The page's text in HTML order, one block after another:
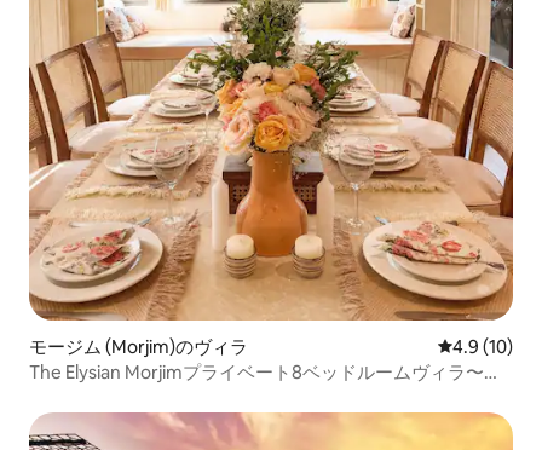
モージム (Morjim)のヴィラ レビュー10
4.9 (10)
The Elysian Morjimプライベート8ベッドルームヴィラ〜プ